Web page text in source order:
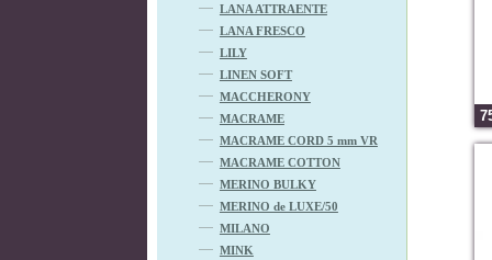
LANA ATTRAENTE
LANA FRESCO
LILY
LINEN SOFT
MACCHERONY
MACRAME
MACRAME CORD 5 mm VR
MACRAME COTTON
MERINO BULKY
MERINO de LUXE/50
MILANO
MINK